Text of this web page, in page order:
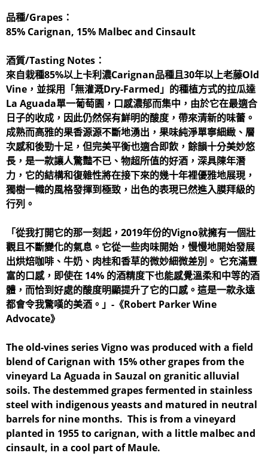
品種/Grapes：
85% Carignan, 15% Malbec and Cinsault
酒質/Tasting Notes：
來自栽種85%以上卡利濃Carignan品種且30年以上老藤Old
Vine，並採用「無灌溉Dry-Farmed」的種植方式的拉瓜達
La Aguada單一葡萄園，口感濃郁而集中，由於它在最適合
日子的收成，因此仍然保有鮮明的酸度，帶來清新的味蕾。
成熟而高雅的果香源源不斷地湧出，果味純淨單寧細緻、層
次感和後勁十足，但完美平衡也適合即飲，餘韻十分美妙悠
長，是一款讓人驚豔不已、物超所值的好酒，深具陳年潛
力，它的結構和復雜性將在接下來的幾十年裡優雅地展現，
獨樹一幟的風格發揮到極致，出色的表現已然進入膜拜級的
行列。
「從我打開它的那一刻起，2019年份的Vigno就擁有一個壯
觀且不斷變化的氣息。它從一些肉味開始，慢慢地開始發展
出烘焙咖啡、牛奶、肉桂和香草的微妙細微差別。 它充滿豐
富的口感，即使在 14% 的酒精度下也能感覺溫柔和中等的酒
體，而恰到好處的酸度明顯提升了它的口感。這是一款永遠
都會令我驚嘆的美酒。」-《Robert Parker Wine
Advocate》
The old-vines series Vigno was produced with a field
blend of Carignan with 15% other grapes from the
vineyard La Aguada in Sauzal on granitic alluvial
soils. The destemmed grapes fermented in stainless
steel with indigenous yeasts and matured in neutral
barrels for nine months. This is from a vineyard
planted in 1955 to carignan, with a little malbec and
cinsault, in a cool part of Maule.